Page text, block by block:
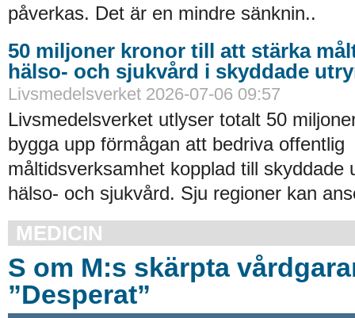
påverkas. Det är en mindre sänknin..
50 miljoner kronor till att stärka
hälso- och sjukvård i skyddade
Livsmedelsverket 2026-07-06 09:57
Livsmedelsverket utlyser totalt 50
bygga upp förmågan att bedriva offentlig
måltidsverksamhet kopplad till skyddade
hälso- och sjukvård. Sju regioner kan
MEDICIN
S om M:s skärpta
”Desperat”